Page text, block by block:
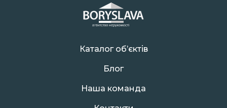
Каталог об’єктів
Блог
Наша команда